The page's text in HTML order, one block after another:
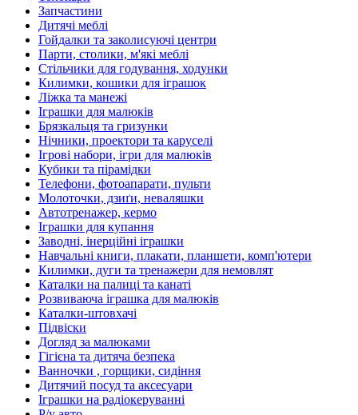
Запчастини
Дитячі меблі
Гойдалки та заколисуючі центри
Парти, столики, м'які меблі
Стільчики для годування, ходунки
Килимки, кошики для іграшок
Ліжка та манежі
Іграшки для малюків
Брязкальця та гризунки
Нічники, проектори та каруселі
Ігрові набори, ігри для малюків
Кубики та пірамідки
Телефони, фотоапарати, пульти
Молоточки, дзиґи, неваляшки
Автотренажер, кермо
Іграшки для купання
Заводні, інерційні іграшки
Навчальні книги, плакати, планшети, комп'ютери
Килимки, дуги та тренажери для немовлят
Каталки на палиці та канаті
Розвиваюча іграшка для малюків
Каталки-штовхачі
Підвіски
Догляд за малюками
Гігієна та дитяча безпека
Ванночки , горщики, сидіння
Дитячий посуд та аксесуари
Іграшки на радіокеруванні